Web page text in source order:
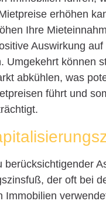
erhöhen
Ihre
Auswirkung auf
Umgekehrt können
abkühlen, was
führt und
berücksichtigender
der oft bei
Immobilien